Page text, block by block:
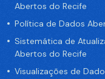
Abertos do Recife
Política de Dados
Sistemática de
Abertos do Recife
Visualizações de